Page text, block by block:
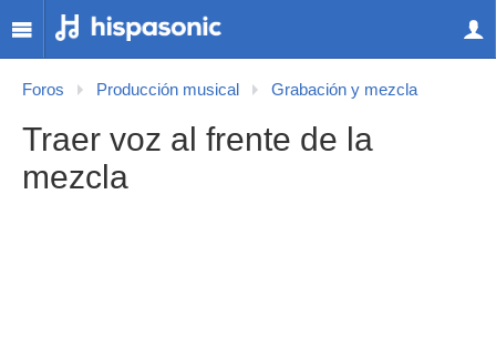
Foros Producción musical Grabación y mezcla
Traer voz al frente de la
mezcla